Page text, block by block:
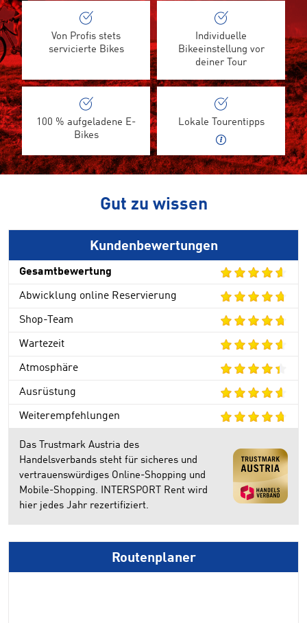
Von Profis stets
servicierte Bikes
Individuelle
Bikeeinstellung vor
deiner Tour
100 % aufgeladene E-
Bikes
Lokale Tourentipps
Gut zu wissen
Kundenbewertungen
Gesamtbewertung
Abwicklung online Reservierung
Shop-Team
Wartezeit
Atmosphäre
Ausrüstung
Weiterempfehlungen
Das Trustmark Austria des
Handelsverbands steht für sicheres und
vertrauenswürdiges Online-Shopping und
Mobile-Shopping. INTERSPORT Rent wird
hier jedes Jahr rezertifiziert.
Routenplaner